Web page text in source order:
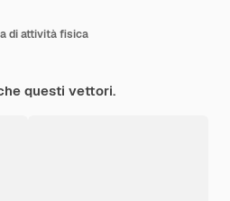
di attività fisica
questi vettori.